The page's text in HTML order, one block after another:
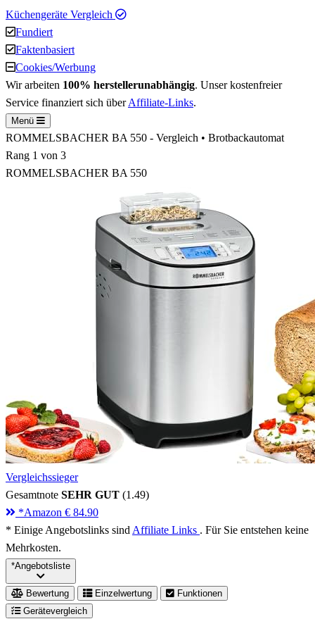
Küchengeräte Vergleich
Fundiert
Faktenbasiert
Cookies/Werbung
Wir arbeiten 100% herstellerunabhängig. Unser kostenfreier
Service finanziert sich überAffiliate-Links.
Menü
ROMMELSBACHER BA 550 - Vergleich • Brotbackautomat
Rang 1 von 3
ROMMELSBACHER BA 550
Vergleichssieger
Gesamtnote SEHR GUT (1.49)
*Amazon € 84.90
* Einige Angebotslinks sind Affiliate Links . Für Sie entstehen keine
Mehrkosten.
*Angebotsliste
Bewertung Einzelwertung
Funktionen
Gerätevergleich